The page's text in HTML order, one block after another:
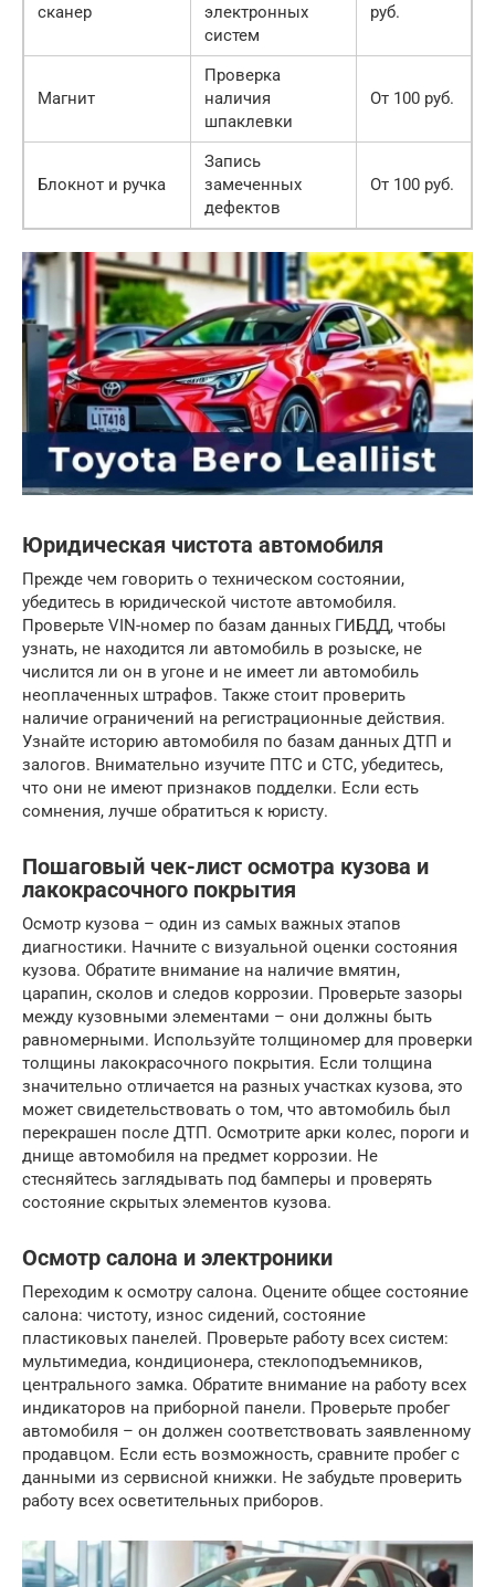
сканер
электронных
систем
руб.
Магнит
Проверка
наличия
шпаклевки
От 100 руб.
Блокнот и ручка
Запись
замеченных
дефектов
От 100 руб.
Юридическая чистота автомобиля
Прежде чем говорить о техническом состоянии,
убедитесь в юридической чистоте автомобиля.
Проверьте VIN-номер по базам данных ГИБДД, чтобы
узнать, не находится ли автомобиль в розыске, не
числится ли он в угоне и не имеет ли автомобиль
неоплаченных штрафов. Также стоит проверить
наличие ограничений на регистрационные действия.
Узнайте историю автомобиля по базам данных ДТП и
залогов. Внимательно изучите ПТС и СТС, убедитесь,
что они не имеют признаков подделки. Если есть
сомнения, лучше обратиться к юристу.
Пошаговый чек-лист осмотра кузова и
лакокрасочного покрытия
Осмотр кузова – один из самых важных этапов
диагностики. Начните с визуальной оценки состояния
кузова. Обратите внимание на наличие вмятин,
царапин, сколов и следов коррозии. Проверьте зазоры
между кузовными элементами – они должны быть
равномерными. Используйте толщиномер для проверки
толщины лакокрасочного покрытия. Если толщина
значительно отличается на разных участках кузова, это
может свидетельствовать о том, что автомобиль был
перекрашен после ДТП. Осмотрите арки колес, пороги и
днище автомобиля на предмет коррозии. Не
стесняйтесь заглядывать под бамперы и проверять
состояние скрытых элементов кузова.
Осмотр салона и электроники
Переходим к осмотру салона. Оцените общее состояние
салона: чистоту, износ сидений, состояние
пластиковых панелей. Проверьте работу всех систем:
мультимедиа, кондиционера, стеклоподъемников,
центрального замка. Обратите внимание на работу всех
индикаторов на приборной панели. Проверьте пробег
автомобиля – он должен соответствовать заявленному
продавцом. Если есть возможность, сравните пробег с
данными из сервисной книжки. Не забудьте проверить
работу всех осветительных приборов.